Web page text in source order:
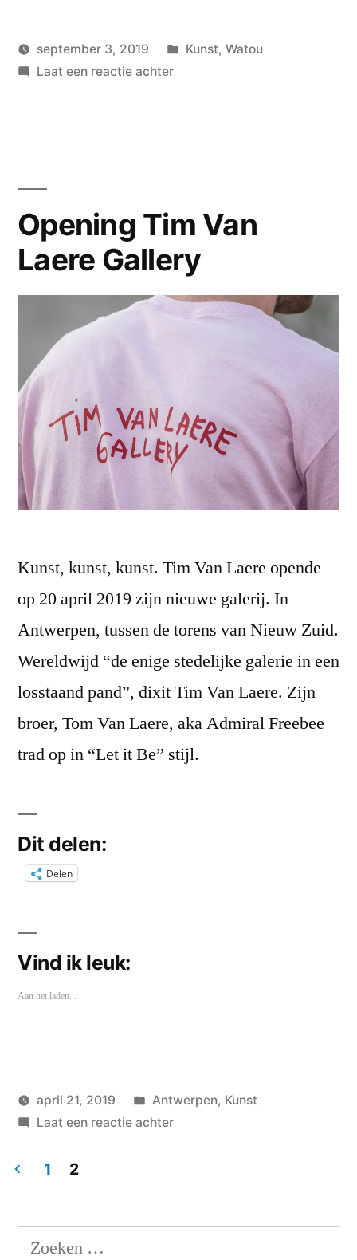
Geplaatst
wouterpinkhof
september 3, 2019
Geplaatst
Kunst, Watou
Laat een reactie achterop
Opening Tim Van
Laere Gallery
Kunst, kunst, kunst. Tim Van Laere opende
op 20 april 2019 zijn nieuwe galerij. In
Antwerpen, tussen de torens van Nieuw Zuid.
Wereldwijd “de enige stedelijke galerie in een
losstaand pand”, dixit Tim Van Laere. Zijn
broer, Tom Van Laere, aka Admiral Freebee
trad op in “Let it Be” stijl.
Dit delen:
Delen
Vind ik leuk:
Aan het laden...
Geplaatst
wouterpinkhof
april 21, 2019
Geplaatst
in
Antwerpen, Kunst
Laat een reactie achterop
paginering
1 2
Zoeken